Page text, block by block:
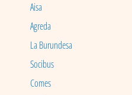
Aisa
Agreda
La Burundesa
Socibus
Comes